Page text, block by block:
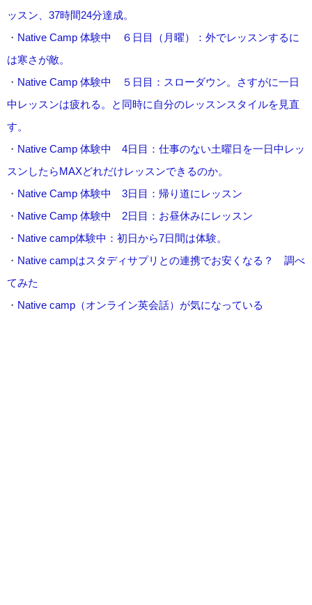
ッスン、37時間24分達成。
・ Native Camp 体験中 ６日目（月曜）：外でレッスンするに
は寒さが敵。
・ Native Camp 体験中 ５日目：スローダウン。さすがに一日
中レッスンは疲れる。と同時に自分のレッスンスタイルを見直
す。
・ Native Camp 体験中 4日目：仕事のない土曜日を一日中レッ
スンしたらMAXどれだけレッスンできるのか。
・ Native Camp 体験中 3日目：帰り道にレッスン
・ Native Camp 体験中 2日目：お昼休みにレッスン
・ Native camp体験中：初日から7日間は体験。
・ Native campはスタディサプリとの連携でお安くなる？ 調べ
てみた
・ Native camp（オンライン英会話）が気になっている